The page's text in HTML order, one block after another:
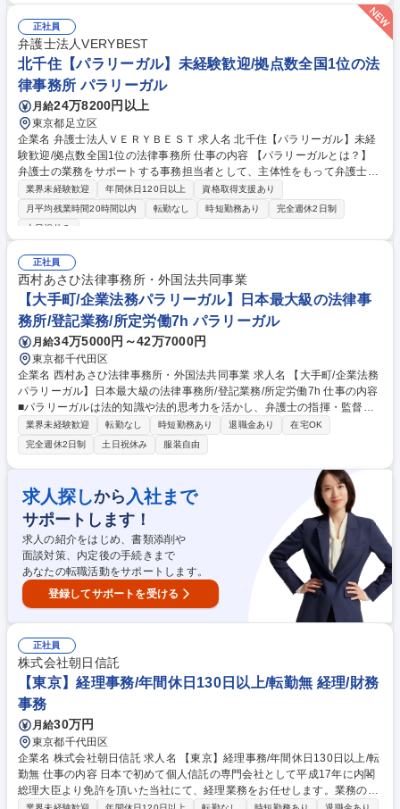
です。 【業務内容】 ■法律関係文書の日韓・韓日翻訳 ■韓国の省庁や裁判
所のウェブサイト、法令サイト等を利用した韓国の法制度および判例リサ
ーチ ■その他、韓国関連業務 募集職種 韓国語力を活かす【大手町/韓国関
連パラリーガル】日本最大規模の法律事務所
正社員
弁護士法人VERYBEST
北千住【パラリーガル】未経験歓迎/拠点数全国1位の法
律事務所 パラリーガル
月給24万8200円以上
東京都足立区
企業名 弁護士法人ＶＥＲＹＢＥＳＴ 求人名 北千住【パラリーガル】未経
験歓迎/拠点数全国1位の法律事務所 仕事の内容 【パラリーガルとは？】
弁護士の業務をサポートする事務担当者として、主体性をもって弁護士と
連携し案件を進め、早期解決を目指します。 【詳細】■相談者/裁判所や保
険会社など関係各所との問い合わせ対応 ■各種書類作成訴訟に関する調査
や文書/契約書の作成 ■各種手続き：公的書類（戸籍謄本、住民票、登記情
ール管理、官公庁への書類提出、来客応対等） ※一般チーム（離婚・労
働・刑事といった分野を扱います）、または、交通事故チームへの配属予
定です。 募集職種 北千住【パラリーガル】未経験歓迎/拠点数全国1位の
法律事務所
業界未経験歓迎 年間休日120日以上
資格取得支援あり
月平均残業時間20時間以内
転勤なし 時短勤務あり
完全週休2日制
土日祝休み
正社員
西村あさひ法律事務所・外国法共同事業
【大手町/企業法務パラリーガル】日本最大級の法律事
務所/登記業務/所定労働7h パラリーガル
月給34万5000円～42万7000円
東京都千代田区
企業名 西村あさひ法律事務所・外国法共同事業 求人名 【大手町/企業法務
パラリーガル】日本最大級の法律事務所/登記業務/所定労働7h 仕事の内容
■パラリーガルは法的知識や法的思考力を活かし、弁護士の指揮・監督の
もと業務を行います。業務範囲は当事務所が行う法律業務全般にわたりま
す。専門性を高めるために業務分野ごとのグループに分かれていますが、
企業法務パラリーガルは、様々な業種の会社において、設立から解散・清
算に至るまでのイベントについて、主に会社法や商業登記法に基づく手続
を通じてサポートしています。海外のクライアントも多く、英文資料のチ
ェックやメール等、英語力をご活用いただけます。【詳細】◎会社設立手
続・会社合併手続・商業登記手続◎各種法令に基づく申請書・報告書等の
作成及び管轄官公署への提出◎法令調査・判例調査・事実調査 募集職種
【大手町/企業法務パラリーガル】日本最大級の法律事務所/登記業務/所定
労働7h
業界未経験歓迎 転勤なし 時短勤務あり 退職金あり
在宅OK
完全週休2日制
土日祝休み 服装自由
求人探しから 入社まで
サポートします！
求人の紹介をはじめ、書類添削や
面談対策、内定後の手続きまで
あなたの転職活動をサポートします。
登録してサポートを受ける
正社員
株式会社朝日信託
【東京】経理事務/年間休日130日以上/転勤無 経理/財務
事務
月給30万円
東京都千代田区
企業名 株式会社朝日信託 求人名 【東京】経理事務/年間休日130日以上/転
勤無 仕事の内容 日本で初めて個人信託の専門会社として平成17年に内閣
総理大臣より免許を頂いた当社にて、経理業務をお任せします。業務の詳
細は、下記の通りです。 【詳細】■経理伝票処理 ■経費精算 ■入金、決済